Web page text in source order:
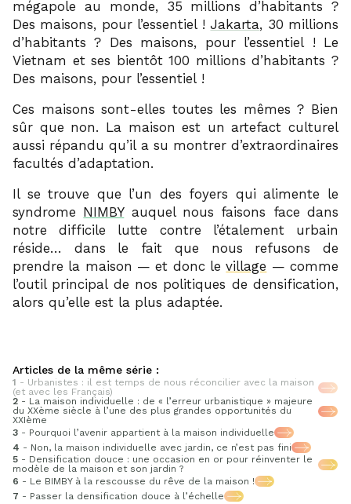
mégapole au monde, 35 millions d’habitants ?
Des maisons, pour l’essentiel ! Jakarta, 30 millions
d’habitants ? Des maisons, pour l’essentiel ! Le
Vietnam et ses bientôt 100 millions d’habitants ?
Des maisons, pour l’essentiel !
Ces maisons sont-elles toutes les mêmes ? Bien
sûr que non. La maison est un artefact culturel
aussi répandu qu’il a su montrer d’extraordinaires
facultés d’adaptation.
Il se trouve que l’un des foyers qui alimente le
syndrome NIMBYauquel nous faisons face dans
notre difficile lutte contre l’étalement urbain
réside… dans le fait que nous refusons de
prendre la maison — et donc levillage — comme
l’outil principal de nos politiques de densification,
alors qu’elle est la plus adaptée.
Articles de la même série :
1 - Urbanistes : il est temps de nous réconcilier avec la maison
(et avec les Français)
2 - La maison individuelle : de « l’erreur urbanistique » majeure
du XXème siècle à l’une des plus grandes opportunités du
XXIème
3 - Pourquoi l’avenir appartient à la maison individuelle
4 - Non, la maison individuelle avec jardin, ce n’est pas fini
5 - Densification douce : une occasion en or pour réinventer le
modèle de la maison et son jardin ?
6 - Le BIMBY à la rescousse du rêve de la maison !
7 - Passer la densification douce à l’échelle